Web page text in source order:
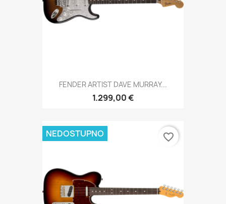
FENDER ARTIST DAVE MURRAY...
1.299,00 €
NEDOSTUPNO favorite_border